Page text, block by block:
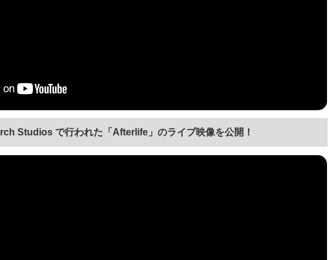
Studios で行われた「Afterlife」のライブ映像を公開！